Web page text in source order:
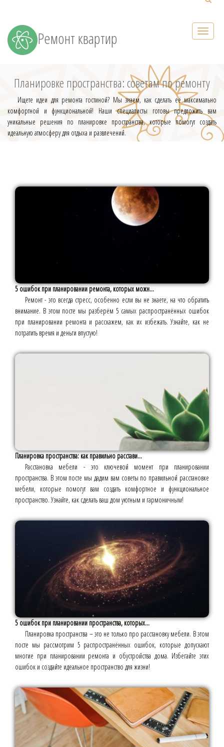
Ремонт квартир
Планировке пространства: советам по ремонту
Ищете идеи для ремонта гостиной? Мы знаем, как сделать её максимально
комфортной и функциональной! Наши специалисты готовы предложить вам
уникальные решения по планировке пространства, которые помогут создать
идеальную атмосферу для отдыха и развлечений.
5 ошибок при планировании ремонта, которых можн...
Ремонт - это всегда стресс, особенно если вы не знаете, на что обратить
внимание. В этом посте мы разберём 5 самых распространённых ошибок
при планировании ремонта и расскажем, как их избежать. Узнайте, как не
потратить время и деньги впустую!
Планировка пространства: как правильно расстави...
Расстановка мебели - это ключевой момент при планировании
пространства. В этом посте мы дадим вам советы по правильной расстановке
мебели, которые помогут вам создать комфортное и функциональное
пространство. Узнайте, как сделать ваш дом уютным и гармоничным!
5 ошибок при планировании пространства, которых...
Планировка пространства – это не только про расстановку мебели. В этом
посте мы рассмотрим 5 распространённых ошибок, которые допускают
многие при планировании ремонта и обустройства дома. Избегайте этих
ошибок и создайте идеальное пространство для жизни!